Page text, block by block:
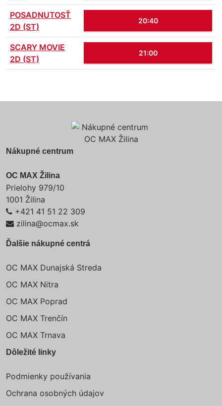
POSADNUTOSŤ
2D (ST)
20:40
SCARY MOVIE
2D (ST)
21:00
Nákupné centrum
OC MAX Žilina
Prielohy 979/10
1001 Žilina
+421 41 51 22 309
zilina@ocmax.sk
Ďalšie nákupné centrá
OC MAX Dunajská Streda
OC MAX Nitra
OC MAX Poprad
OC MAX Trenčín
OC MAX Trnava
Dôležité linky
Podmienky používania
Ochrana osobných údajov